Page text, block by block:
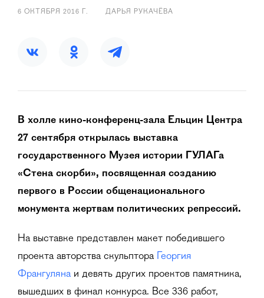
6 ОКТЯБРЯ 2016 Г. ДАРЬЯ РУКАЧЁВА
В холле кино-конференц-зала Ельцин Центра
27 сентября открылась выставка
государственного Музея истории ГУЛАГа
«Стена скорби», посвященная созданию
первого в России общенационального
монумента жертвам политических репрессий.
На выставке представлен макет победившего
проекта авторства скульптора Георгия
Франгуляна и девять других проектов памятника,
вышедших в финал конкурса. Все 336 работ,